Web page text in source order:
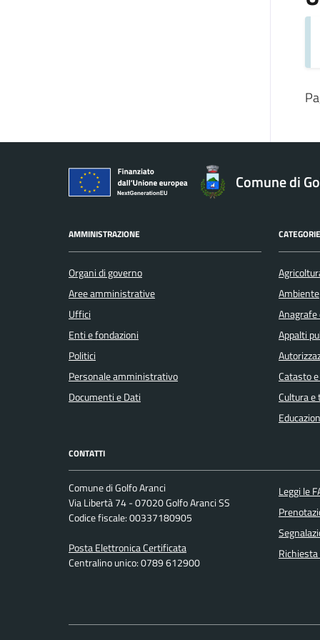
Comune di
AMMINISTRAZIONE
Organi di governo
Aree amministrative
Uffici
Enti e fondazioni
Politici
Personale amministrativo
Documenti e Dati
Ambiente
Appalti
Catasto
Cultura e
CONTATTI
Comune di Golfo Aranci
Via Libertà 74 - 07020 Golfo Aranci SS
Codice fiscale: 00337180905
Posta Elettronica Certificata
Centralino unico: 0789 612900
Leggi le